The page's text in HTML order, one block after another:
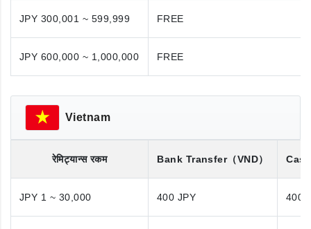
JPY 300,001 ~ 599,999 FREE
JPY 600,000 ~ 1,000,000 FREE
Vietnam
रेमिट्यान्स रकम Bank Transfer（VND）
JPY 1 ~ 30,000 400 JPY 400